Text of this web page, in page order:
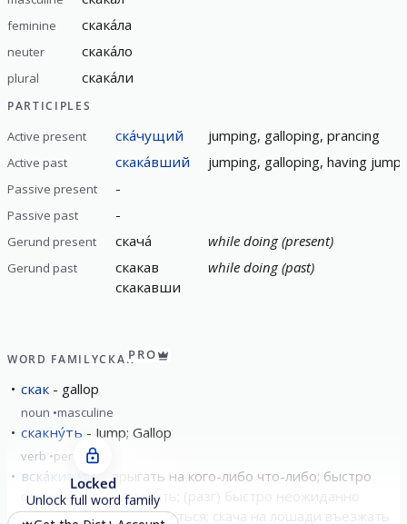
feminine скака́ла
neuter скака́ло
plural скака́ли
PARTICIPLES
Active present ска́чущий jumping, galloping, prancing
Active past скака́вший jumping, galloping, having
Passive present -
Passive past -
Gerund present скача́ while doing (present)
Gerund past
скакав
скакавши
while doing (past)
WORD FAMILYСКАКPRO
скак gallop
noun masculine
скакну́ть Jump; Gallop
verb perfective
вска́кивать
прыгать на кого-либо что-либо; быстро
стремительно вставать; (разг) быстро неожиданно
появляться образовываться; скача на лошади въезжать
Locked
Unlock full word family